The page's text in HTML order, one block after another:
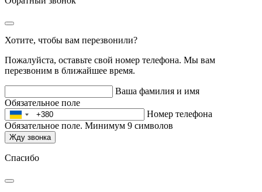
Хотите, чтобы вам перезвонили?
Пожалуйста, оставьте свой номер телефона. Мы вам
перезвоним в ближайшее время.
Ваша фамилия и имя
Обязательное поле
Номер телефона
Обязательное поле. Минимум 9 символов
Жду звонка
Спасибо